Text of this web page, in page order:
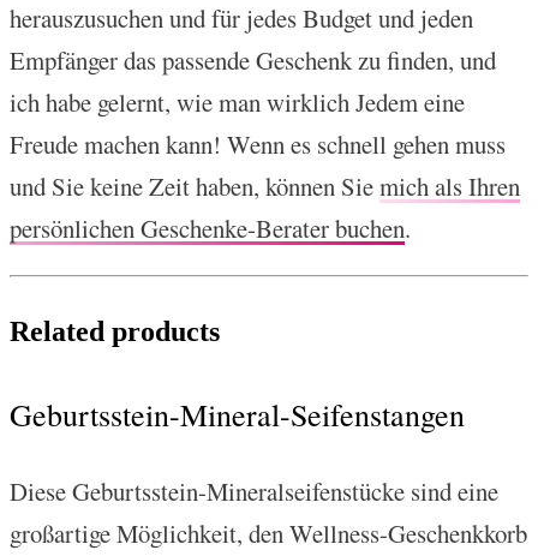
herauszusuchen und für jedes Budget und jeden
Empfänger das passende Geschenk zu finden, und
ich habe gelernt, wie man wirklich Jedem eine
Freude machen kann! Wenn es schnell gehen muss
und Sie keine Zeit haben, können Siemich als Ihren
persönlichen Geschenke-Berater buchen.
Related products
Geburtsstein-Mineral-Seifenstangen
Diese Geburtsstein-Mineralseifenstücke sind eine
großartige Möglichkeit, den Wellness-Geschenkkorb